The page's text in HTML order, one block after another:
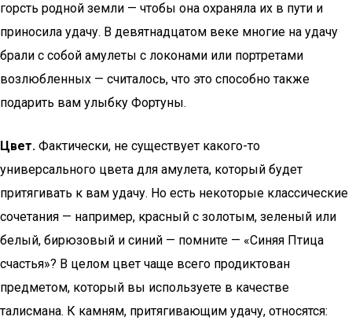
горсть родной земли — чтобы она охраняла их в пути и
приносила удачу. В девятнадцатом веке многие на удачу
брали с собой амулеты с локонами или портретами
возлюбленных — считалось, что это способно также
подарить вам улыбку Фортуны.
Цвет. Фактически, не существует какого-то
универсального цвета для амулета, который будет
притягивать к вам удачу. Но есть некоторые классические
сочетания — например, красный с золотым, зеленый или
белый, бирюзовый и синий — помните — «Синяя Птица
счастья»? В целом цвет чаще всего продиктован
предметом, который вы используете в качестве
талисмана. К камням, притягивающим удачу, относятся: